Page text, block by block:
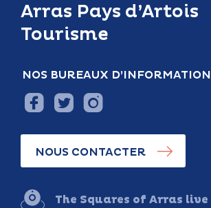
Arras Pays d’Artois
Tourisme
NOS BUREAUX D’INFORMATION
NOUS CONTACTER
The Squares of Arras live